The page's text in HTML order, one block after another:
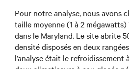
Pour notre analyse, nous avons
taille moyenne (1 à 2
dans le Maryland. Le site abrite
densité disposés en deux
l’analyse était le refroidissement